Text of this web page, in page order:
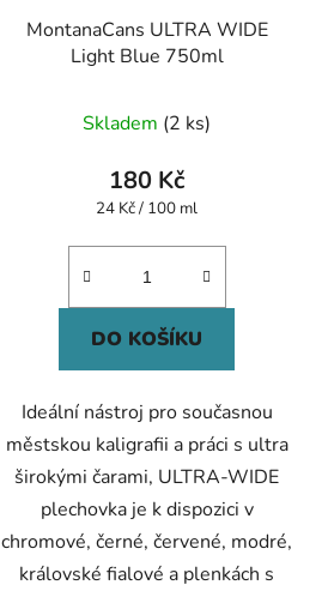
MontanaCans ULTRA WIDE
Light Blue 750ml
hodnocení
produktu
je
z
hvězdiček.
Skladem (2 ks)
180 Kč
Měrná
24 Kč / 100 ml
DO KOŠÍKU
Ideální nástroj pro současnou
městskou kaligrafii a práci s ultra
širokými čarami, ULTRA-WIDE
plechovka je k dispozici v
chromové, černé, červené, modré,
královské fialové a plenkách s